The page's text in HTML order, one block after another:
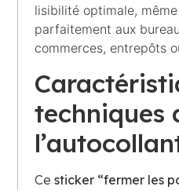
lisibilité optimale,
parfaitement aux
commerces, entrepôts
techniques
Ce sticker “fermer les